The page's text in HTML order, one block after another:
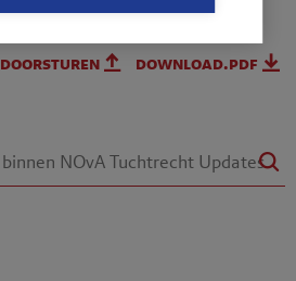
doorsturen download.pdf